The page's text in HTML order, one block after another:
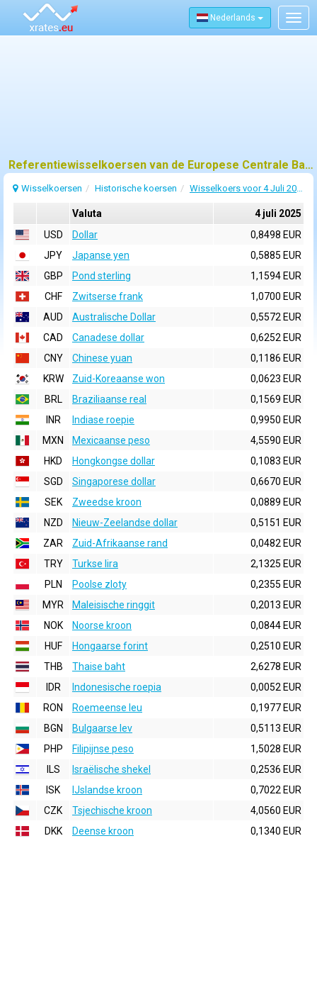
Nederlands
Referentiewisselkoersen van de Europese Centrale Bank (ECB) voor 4 juli 2025
Wisselkoersen Historische koersen Wisselkoers voor 4 Juli 2025
Valuta
4 juli 2025
USD
Dollar
0,8498 EUR
JPY
Japanse yen
0,5885 EUR
GBP
Pond sterling
1,1594 EUR
CHF
Zwitserse frank
1,0700 EUR
AUD
Australische Dollar
0,5572 EUR
CAD
Canadese dollar
0,6252 EUR
CNY
Chinese yuan
0,1186 EUR
KRW
Zuid-Koreaanse won
0,0623 EUR
BRL
Braziliaanse real
0,1569 EUR
INR
Indiase roepie
0,9950 EUR
MXN
Mexicaanse peso
4,5590 EUR
HKD
Hongkongse dollar
0,1083 EUR
SGD
Singaporese dollar
0,6670 EUR
SEK
Zweedse kroon
0,0889 EUR
NZD
Nieuw-Zeelandse dollar
0,5151 EUR
ZAR
Zuid-Afrikaanse rand
0,0482 EUR
TRY
Turkse lira
2,1325 EUR
PLN
Poolse zloty
0,2355 EUR
MYR
Maleisische ringgit
0,2013 EUR
NOK
Noorse kroon
0,0844 EUR
HUF
Hongaarse forint
0,2510 EUR
THB
Thaise baht
2,6278 EUR
IDR
Indonesische roepia
0,0052 EUR
RON
Roemeense leu
0,1977 EUR
BGN
Bulgaarse lev
0,5113 EUR
PHP
Filipijnse peso
1,5028 EUR
ILS
Israëlische shekel
0,2536 EUR
ISK
IJslandse kroon
0,7022 EUR
CZK
Tsjechische kroon
4,0560 EUR
DKK
Deense kroon 0,1340 EUR